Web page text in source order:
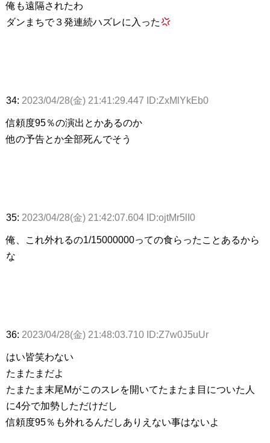
俺も遠隔されたわ
ダンまちで３発連続ハズレに入った
34: 2023/04/28(金) 21:41:29.447 ID:ZxMlYkEb0
信頼度95％の演出とかあるのか
他の予告とか全部死んでそう
35: 2023/04/28(金) 21:42:07.604 ID:ojtMr5lI0
俺、これ外れるの1/15000000っての食らったことあるから
な
36: 2023/04/28(金) 21:48:03.710 ID:Z7w0J5uUr
はい皆笑わない
たまたまだよ
たまたま末尾Mがこのスレを開いてたまたま目についた人
に4分で加勢しただけだし
信頼度95％も外れるんだしありえない事はないよ